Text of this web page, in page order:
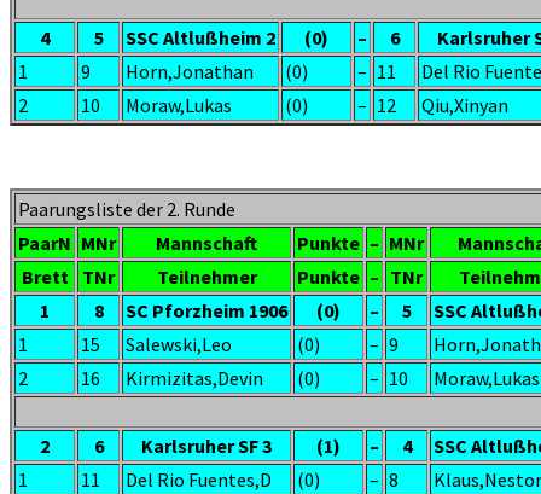
4 5 SSC Altlußheim 2 (0) – 6
Karlsruher
1
9 Horn,Jonathan (0) – 11
Del Rio
2
10 Moraw,Lukas (0) – 12 Qiu,Xinyan
Paarungsliste der 2. Runde
PaarN MNr Mannschaft Punkte – MNr
Brett
TNr Teilnehmer Punkte – TNr
1
8 SC Pforzheim 1906 (0) – 5
SSC
1
15 Salewski,Leo (0) – 9
2
16 Kirmizitas,Devin (0) – 10 Moraw,Lukas
2 6 Karlsruher SF 3 (1) – 4
SSC
1
11 Del Rio Fuentes,D (0) – 8
Klaus,Nestor